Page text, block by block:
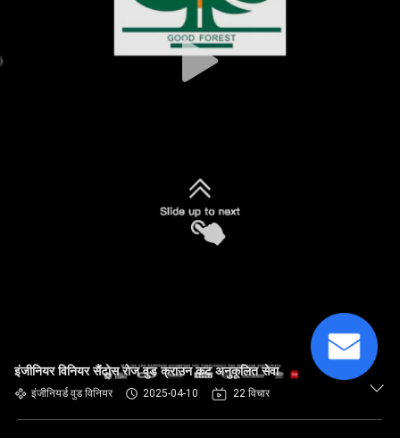
इंजीनियर विनियर सैंटोस रोज वुड क्राउन कट अनुकूलित सेवा
इंजीनियर्ड वुड विनियर 2025-04-10 22 विचार